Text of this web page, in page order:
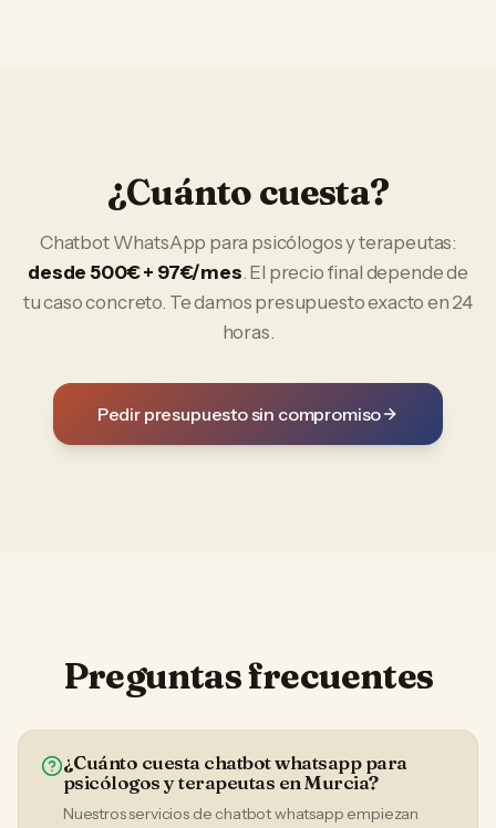
¿Cuánto cuesta?
Chatbot WhatsApp para psicólogos y terapeutas:
desde 500€ + 97€/mes. El precio final depende de
tu caso concreto. Te damos presupuesto exacto en 24
horas.
Pedir presupuesto sin compromiso
Preguntas frecuentes
¿Cuánto cuesta chatbot whatsapp para
psicólogos y terapeutas en Murcia?
Nuestros servicios de chatbot whatsapp empiezan